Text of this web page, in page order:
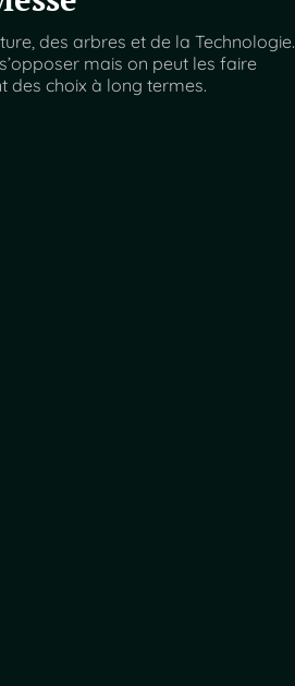
des arbres et de la Technologie.
mais on peut les faire
des choix à long termes.